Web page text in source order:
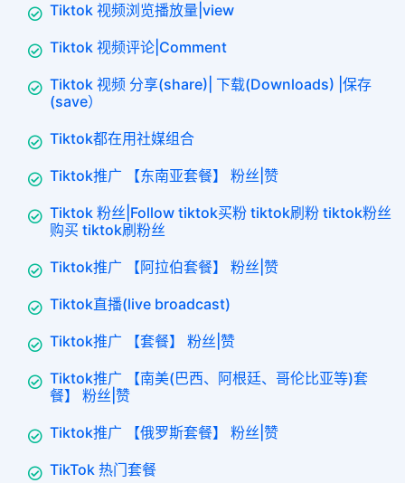
Tiktok 视频浏览播放量|view
Tiktok 视频评论|Comment
Tiktok 视频 分享(share)| 下载(Downloads) |保存
(save）
Tiktok都在用社媒组合
Tiktok推广 【东南亚套餐】 粉丝|赞
Tiktok 粉丝|Follow tiktok买粉 tiktok刷粉 tiktok粉丝
购买 tiktok刷粉丝
Tiktok推广 【阿拉伯套餐】 粉丝|赞
Tiktok直播(live broadcast)
Tiktok推广 【套餐】 粉丝|赞
Tiktok推广 【南美(巴西、阿根廷、哥伦比亚等)套
餐】 粉丝|赞
Tiktok推广 【俄罗斯套餐】 粉丝|赞
TikTok 热门套餐